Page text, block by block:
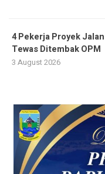
4 Pekerja Proyek
Tewas Ditembak OPM
3 August 2026